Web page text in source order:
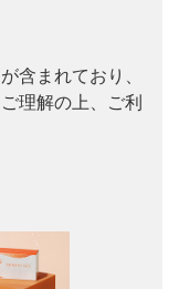
含まれており、
理解の上、ご利